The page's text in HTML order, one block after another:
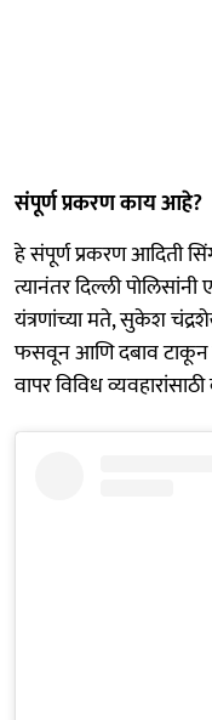
संपूर्ण प्रकरण काय आहे?
हे संपूर्ण प्रकरण आदिती
त्यानंतर दिल्ली
यंत्रणांच्या मते, सुकेश
फसवून आणि दबाव टाकून
वापर विविध